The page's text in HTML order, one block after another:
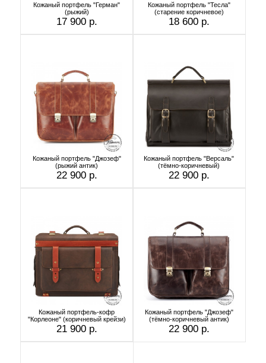
Кожаный портфель "Герман"
(рыжий)
17 900 р.
Кожаный портфель "Тесла"
(старение коричневое)
18 600 р.
Кожаный портфель "Джозеф"
(рыжий антик)
22 900 р.
Кожаный портфель "Версаль"
(тёмно-коричневый)
22 900 р.
Кожаный портфель-кофр
"Корлеоне" (коричневый крейзи)
21 900 р.
Кожаный портфель "Джозеф"
(тёмно-коричневый антик)
22 900 р.